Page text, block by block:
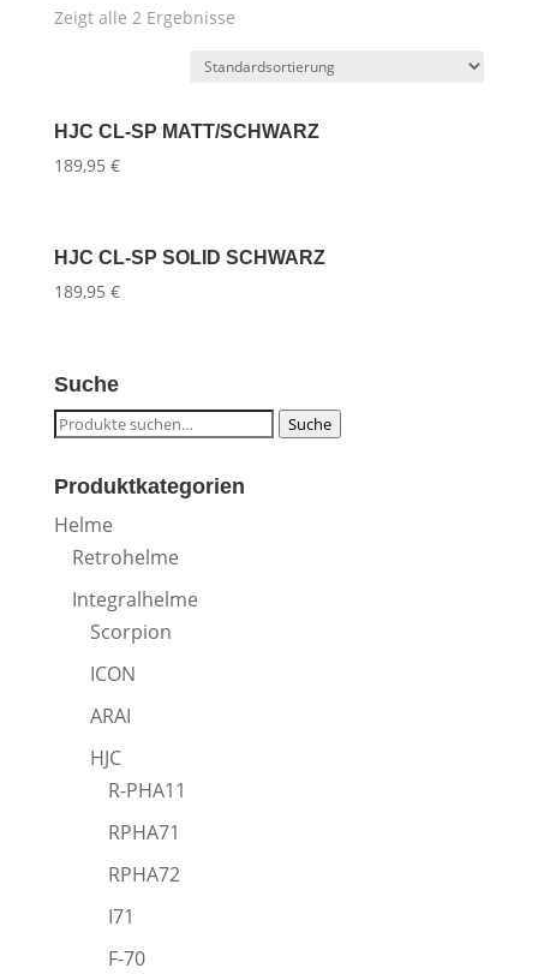
Zeigt alle 2 Ergebnisse
HJC CL-SP MATT/SCHWARZ
189,95 €
HJC CL-SP SOLID SCHWARZ
189,95 €
Suche
Suche
Suche
Produktkategorien
Helme
Retrohelme
Integralhelme
Scorpion
ICON
ARAI
HJC
R-PHA11
RPHA71
RPHA72
I71
F-70